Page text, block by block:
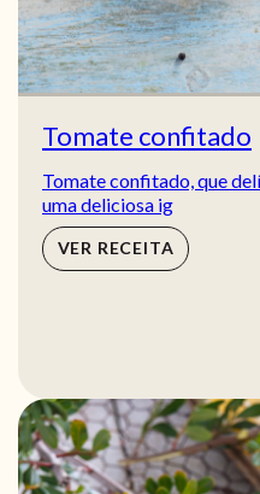
Tomate confitado
Tomate confitado, que
uma deliciosa ig
VER RECEITA